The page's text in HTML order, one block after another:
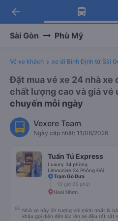
Tải app Vexere
Nhận ưu đãi thành
Tải app Vexere
-30k/ghế khi đặt
arrow_back
Sài Gòn Phù Mỹ
Vé xe khách xe đi Bình Định từ Sài
Đặt mua vé xe 24 nhà xe
chất lượng cao và giá vé
chuyến mỗi ngày
Vexere Team
Ngày cập nhật: 11/08/2026
Tuấn Tú Express
Luxury 34 phòng
Limousine 24 Phòng Đôi
Trạm Gò Dưa
10 giờ 25 phút
Hoài Nhơn
Nhà xe này ấn tượng với mình nhất là
khâu gọi điện đến lúc lên xe đều rát sát